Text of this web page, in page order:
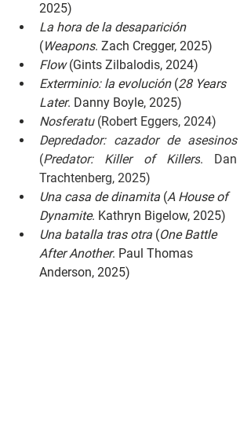
2025)
La hora de la desaparición
(Weapons. Zach Cregger, 2025)
Flow (Gints Zilbalodis, 2024)
Exterminio: la evolución (28 Years
Later. Danny Boyle, 2025)
Nosferatu (Robert Eggers, 2024)
Depredador: cazador de asesinos
(Predator: Killer of Killers. Dan
Trachtenberg, 2025)
Una casa de dinamita (A House of
Dynamite. Kathryn Bigelow, 2025)
Una batalla tras otra (One Battle
After Another. Paul Thomas
Anderson, 2025)